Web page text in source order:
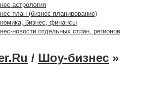
астрология
план (бизнес планирование)
бизнес, финансы
новости отдельных стран, регионов
/ Шоу-бизнес »